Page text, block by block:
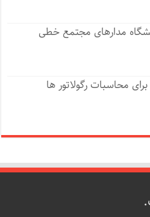
مدارهای مجتمع خطی
محاسبات رگولاتور ها